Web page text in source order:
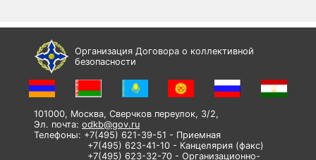
Организация Договора о коллективной
безопасности
101000, Москва, Сверчков переулок, 3/2,
Эл. почта: odkb@gov.ru
Телефоны: +7(495) 621-39-51 - Приемная
+7(495) 623-41-10 - Канцелярия (факс)
+7(495) 623-32-70 - Организационно-